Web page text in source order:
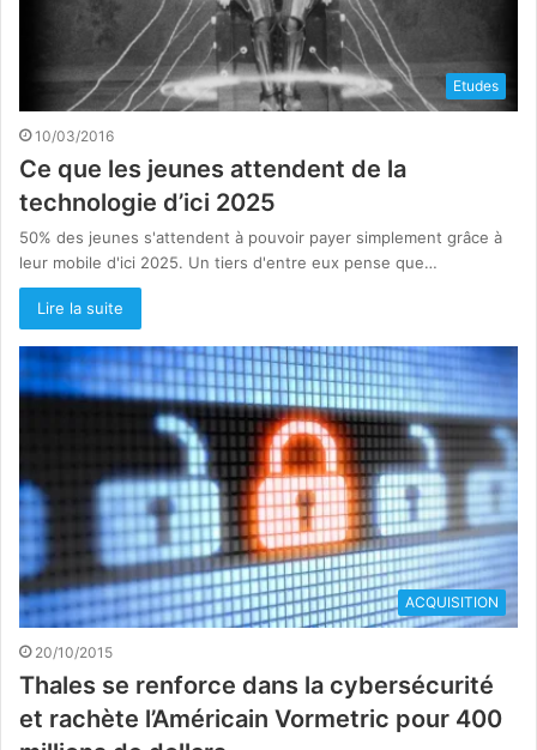
Etudes
10/03/2016
Ce que les jeunes attendent de la
technologie d’ici 2025
50% des jeunes s'attendent à pouvoir payer simplement grâce à
leur mobile d'ici 2025. Un tiers d'entre eux pense que…
Lire la suite
ACQUISITION
20/10/2015
Thales se renforce dans la cybersécurité
et rachète l’Américain Vormetric pour 400